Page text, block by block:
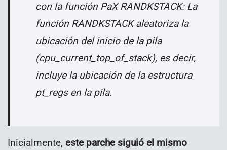
con la función PaX RANDKSTACK: La
función RANDKSTACK aleatoriza la
ubicación del inicio de la pila
(cpu_current_top_of_stack), es decir,
incluye la ubicación de la estructura
pt_regs en la pila.
Inicialmente, este parche siguió el mismo